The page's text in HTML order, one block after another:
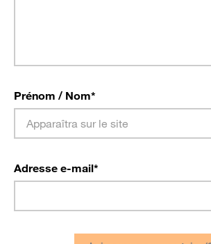
Prénom / Nom*
Adresse e-mail*